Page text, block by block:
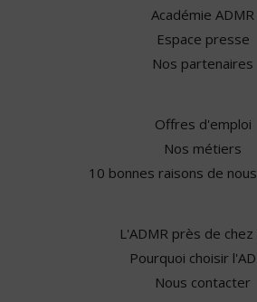
Académie ADMR
Espace presse
Nos partenaires
Offres d'emploi
Nos métiers
10 bonnes raisons de
L'ADMR près de chez
Pourquoi choisir
Nous contacter